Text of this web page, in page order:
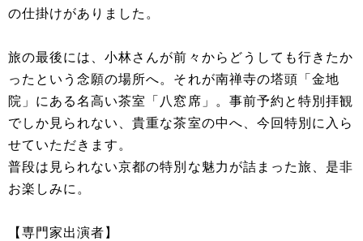
の仕掛けがありました。
旅の最後には、小林さんが前々からどうしても行きたか
ったという念願の場所へ。それが南禅寺の塔頭「金地
院」にある名高い茶室「八窓席」。事前予約と特別拝観
でしか見られない、貴重な茶室の中へ、今回特別に入ら
せていただきます。
普段は見られない京都の特別な魅力が詰まった旅、是非
お楽しみに。
【専門家出演者】